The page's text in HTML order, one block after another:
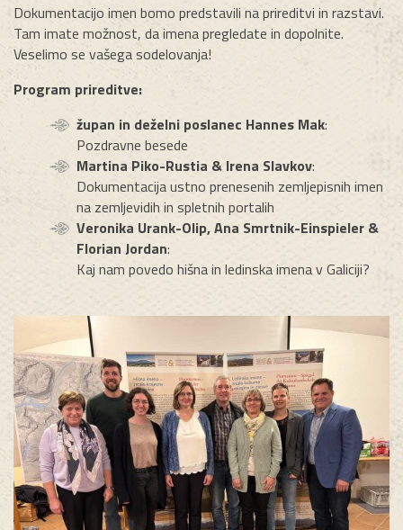
Dokumentacijo imen bomo predstavili na prireditvi in razstavi.
Tam imate možnost, da imena pregledate in dopolnite.
Veselimo se vašega sodelovanja!
Program prireditve:
župan in deželni poslanec Hannes Mak:
Pozdravne besede
Martina Piko-Rustia & Irena Slavkov:
Dokumentacija ustno prenesenih zemljepisnih imen
na zemljevidih in spletnih portalih
Veronika Urank-Olip, Ana Smrtnik-Einspieler &
Florian Jordan:
Kaj nam povedo hišna in ledinska imena v Galiciji?